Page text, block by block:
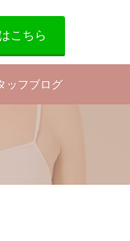
こちら
ッフブログ